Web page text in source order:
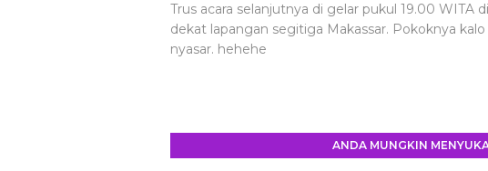
Trus acara selanjutnya di gelar pukul 19.00 WITA
dekat lapangan segitiga Makassar. Pokoknya
nyasar. hehehe
ANDA MUNGKIN